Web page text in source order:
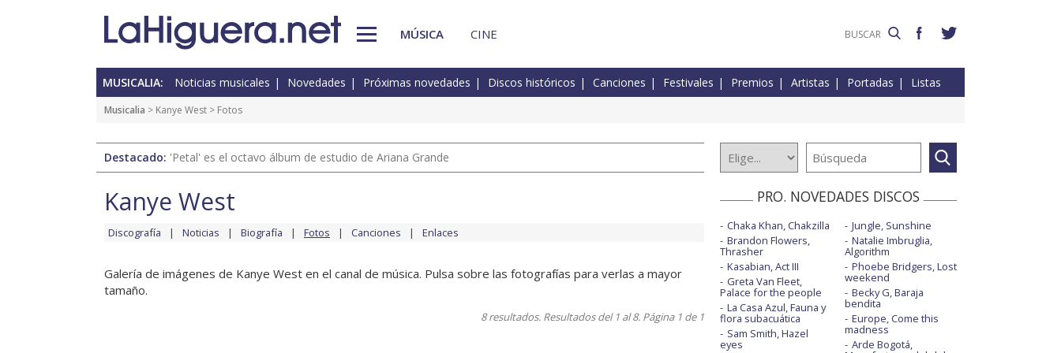
MÚSICA CINE
MUSICALIA: Noticias musicales Novedades Próximas novedades Discos históricos Canciones Festivales Premios Artistas Portadas Listas
Musicalia > Kanye West > Fotos
Destacado: 'Petal' es el octavo álbum de estudio de Ariana Grande
Kanye West
Discografía Noticias Biografía Fotos Canciones Enlaces
Galería de imágenes de Kanye West en el canal de música. Pulsa sobre las fotografías para verlas a mayor
tamaño.
8 resultados. Resultados del 1 al 8. Página 1 de 1
PRO. NOVEDADES DISCOS
Chaka Khan, Chakzilla
Brandon Flowers,
Thrasher
Kasabian, Act III
Greta Van Fleet,
Palace for the people
La Casa Azul, Fauna y
flora subacuática
Sam Smith, Hazel
eyes
Jungle, Sunshine
Natalie Imbruglia,
Algorithm
Phoebe Bridgers, Lost
weekend
Becky G, Baraja
bendita
Europe, Come this
madness
Arde Bogotá,